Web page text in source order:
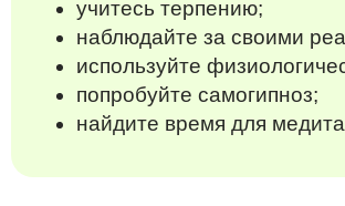
учитесь терпению;
наблюдайте за своими
используйте
попробуйте самогипноз;
найдите время для